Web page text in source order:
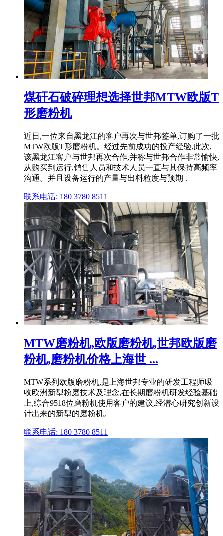
煤矸石破碎理想选择世邦MTW欧版T
形磨粉机
近日,一位来自黑龙江的客户再次与世邦签单,订购了一批
MTW欧版T形磨粉机。经过先前成功的投产经验,此次,
该黑龙江客户与世邦再次合作,并称与世邦合作非常愉快,
从购买到运行,销售人员和技术人员一直与其保持高频率
沟通。并且设备运行的产量与出料粒度与预期 .
联系电话: 180 3780 8511
MTW磨粉机,欧版磨粉机,世邦欧版磨
粉机,磨粉机价格上海世 ...
MTW系列欧版磨粉机,是上海世邦专业的研发工程师吸
收欧洲新型粉磨技术及理念,在长期磨粉机研发经验基础
上,综合9518位磨粉机使用客户的建议,经潜心研究创新设
计出来的新型的磨粉机。
联系电话: 180 3780 8511